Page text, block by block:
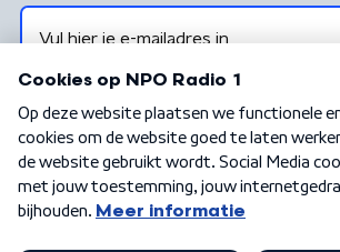
Algemene voorwaarden Privacybeleid